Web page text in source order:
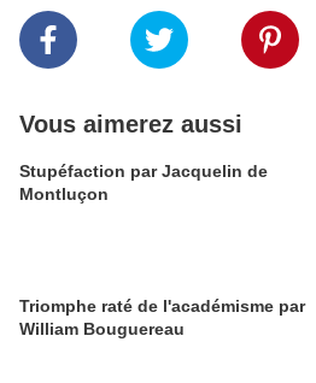
Vous aimerez aussi
Stupéfaction par Jacquelin de
Montluçon
Triomphe raté de l'académisme par
William Bouguereau